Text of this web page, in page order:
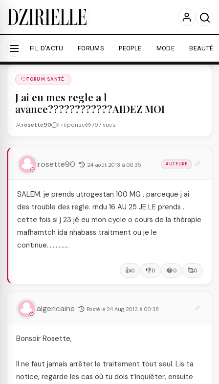
Nous utilisons des cookies pour améliorer votre
expérience et mesurer l'audience.
En savoir plus
Accepter tout Personnaliser
FIL D'ACTU FORUMS PEOPLE MODE BEAUTÉ
Forums
FORUM SANTÉ
J ai eu mes regle a l
avance????????????AIDEZ MOI
rosette90 1 réponse 797 vues
rosette90 24 août 2013 à 00:35 AUTEURE
SALEM. je prends utrogestan 100 MG . parceque j ai
des trouble des regle. rndu 16 AU 25 JE LE prends .
cette fois si j 23 jé eu mon cycle o cours de la thérapie
mafhamtch ida nhabass traitment ou je le
continue……………
👍0 👎0 😂0 🥰0
algericaine Posté le 24 Aug 2013 à 00:38
Bonsoir Rosette,
Il ne faut jamais arrêter le traitement tout seul. Lis ta
notice, regarde les cas où tu dois t’inquiéter, ensuite